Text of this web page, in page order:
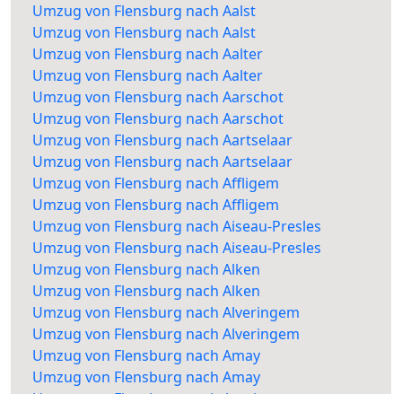
Umzug von Flensburg nach Aalst
Umzug von Flensburg nach Aalst
Umzug von Flensburg nach Aalter
Umzug von Flensburg nach Aalter
Umzug von Flensburg nach Aarschot
Umzug von Flensburg nach Aarschot
Umzug von Flensburg nach Aartselaar
Umzug von Flensburg nach Aartselaar
Umzug von Flensburg nach Affligem
Umzug von Flensburg nach Affligem
Umzug von Flensburg nach Aiseau-Presles
Umzug von Flensburg nach Aiseau-Presles
Umzug von Flensburg nach Alken
Umzug von Flensburg nach Alken
Umzug von Flensburg nach Alveringem
Umzug von Flensburg nach Alveringem
Umzug von Flensburg nach Amay
Umzug von Flensburg nach Amay